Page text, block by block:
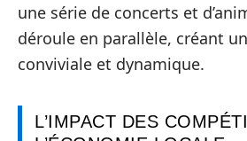
une série de concerts et
déroule en parallèle, créant
conviviale et dynamique.
L’IMPACT DES